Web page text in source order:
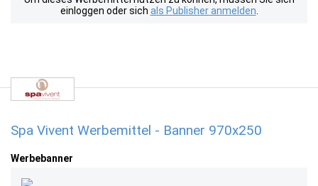
einloggen oder sich als Publisher anmelden
Spa Vivent Werbemittel - Banner 970x250
Werbebanner